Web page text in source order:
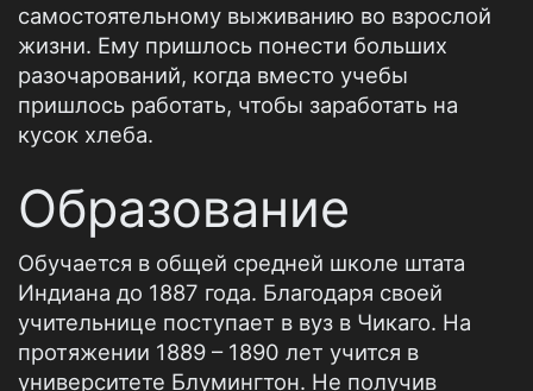
самостоятельному выживанию во взрослой
жизни. Ему пришлось понести больших
разочарований, когда вместо учебы
пришлось работать, чтобы заработать на
кусок хлеба.
Образование
Обучается в общей средней школе штата
Индиана до 1887 года. Благодаря своей
учительнице поступает в вуз в Чикаго. На
протяжении 1889 – 1890 лет учится в
университете Блумингтон. Не получив